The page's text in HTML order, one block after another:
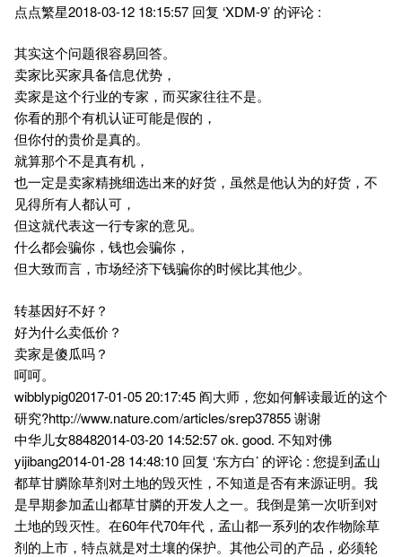
点点繁星2018-03-12 18:15:57 回复 ‘XDM-9’ 的评论 :
其实这个问题很容易回答。
卖家比买家具备信息优势，
卖家是这个行业的专家，而买家往往不是。
你看的那个有机认证可能是假的，
但你付的贵价是真的。
就算那个不是真有机，
也一定是卖家精挑细选出来的好货，虽然是他认为的好货，不
见得所有人都认可，
但这就代表这一行专家的意见。
什么都会骗你，钱也会骗你，
但大致而言，市场经济下钱骗你的时候比其他少。
转基因好不好？
好为什么卖低价？
卖家是傻瓜吗？
呵呵。
wibblypig02017-01-05 20:17:45 阎大师，您如何解读最近的这个
研究?http://www.nature.com/articles/srep37855 谢谢
中华儿女88482014-03-20 14:52:57 ok. good. 不知对佛
yijibang2014-01-28 14:48:10 回复 ‘东方白’ 的评论 : 您提到孟山
都草甘膦除草剂对土地的毁灭性，不知道是否有来源证明。我
是早期参加孟山都草甘膦的开发人之一。我倒是第一次听到对
土地的毁灭性。在60年代70年代，孟山都一系列的农作物除草
剂的上市，特点就是对土壤的保护。其他公司的产品，必须轮